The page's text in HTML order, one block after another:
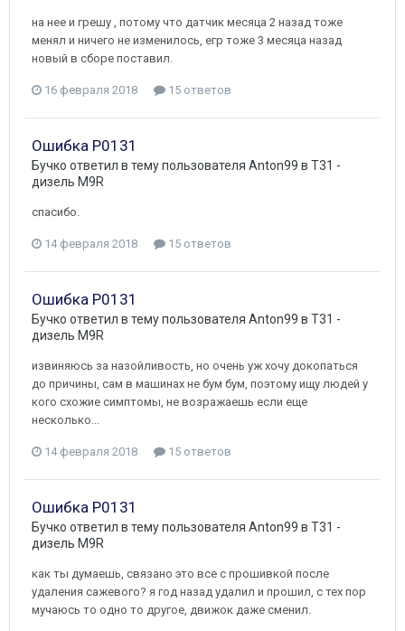
на нее и грешу , потому что датчик месяца 2 назад тоже
менял и ничего не изменилось, егр тоже 3 месяца назад
новый в сборе поставил.
16 февраля 2018 15 ответов
Ошибка P0131
Бучко ответил в тему пользователя Anton99 в T31 -
дизель M9R
спасибо.
14 февраля 2018 15 ответов
Ошибка P0131
Бучко ответил в тему пользователя Anton99 в T31 -
дизель M9R
извиняюсь за назойливость, но очень уж хочу докопаться
до причины, сам в машинах не бум бум, поэтому ищу людей у
кого схожие симптомы, не возражаешь если еще
несколько...
14 февраля 2018 15 ответов
Ошибка P0131
Бучко ответил в тему пользователя Anton99 в T31 -
дизель M9R
как ты думаешь, связано это все с прошивкой после
удаления сажевого? я год назад удалил и прошил, с тех пор
мучаюсь то одно то другое, движок даже сменил.